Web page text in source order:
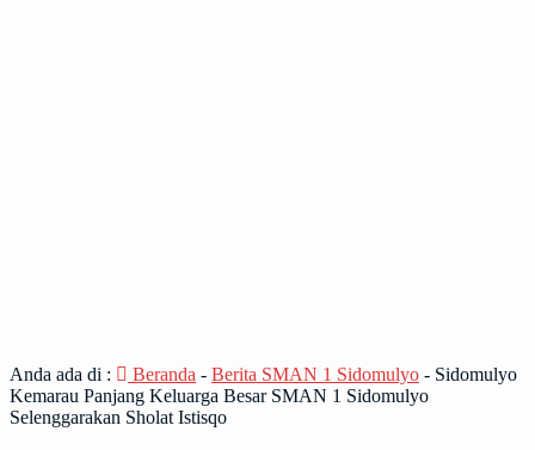
Anda ada di : Beranda - Berita SMAN 1 Sidomulyo - Sidomulyo
Kemarau Panjang Keluarga Besar SMAN 1 Sidomulyo
Selenggarakan Sholat Istisqo